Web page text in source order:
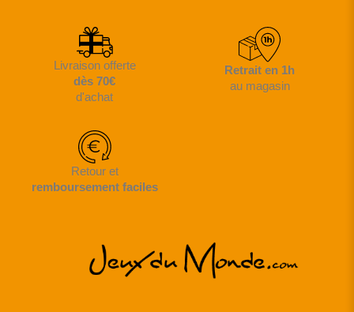
Livraison offerte
dès 70€
d'achat
Retrait en 1h
au magasin
Retour et
remboursement faciles